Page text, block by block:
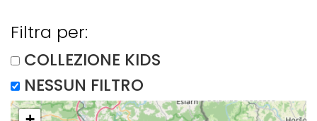
Filtra per:
COLLEZIONE KIDS
NESSUN FILTRO